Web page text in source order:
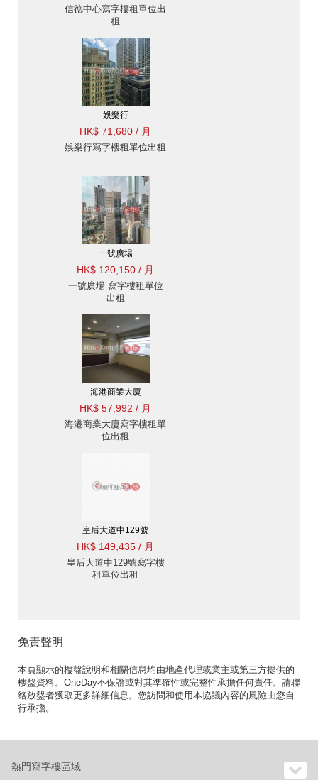
信德中心寫字樓租單位出
租
娛樂行
HK$ 71,680 / 月
娛樂行寫字樓租單位出租
一號廣場
HK$ 120,150 / 月
一號廣場 寫字樓租單位
出租
海港商業大廈
HK$ 57,992 / 月
海港商業大廈寫字樓租單
位出租
皇后大道中129號
HK$ 149,435 / 月
皇后大道中129號寫字樓
租單位出租
免責聲明
本頁顯示的樓盤說明和相關信息均由地產代理或業主或第三方提供的
樓盤資料。OneDay不保證或對其準確性或完整性承擔任何責任。請聯
絡放盤者獲取更多詳細信息。您訪問和使用本協議內容的風險由您自
行承擔。
熱門寫字樓區域